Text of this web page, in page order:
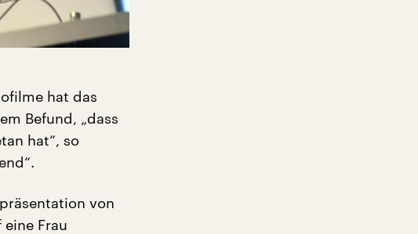
hat das
Befund, „dass
hat“, so
von
Frau